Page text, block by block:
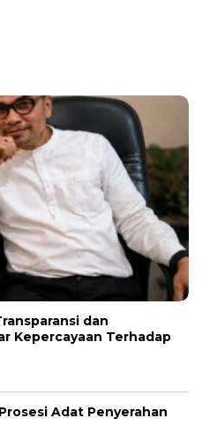
dan
Kepercayaan Terhadap
Adat Penyerahan